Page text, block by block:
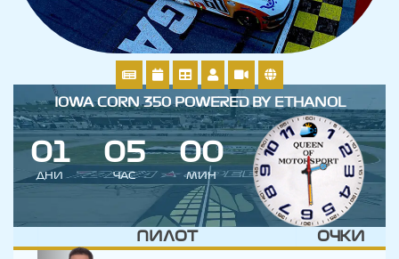
IOWA CORN 350 POWERED BY ETHANOL
01
ДНИ
05
ЧАС
00
МИН
ПИЛОТ ОЧКИ